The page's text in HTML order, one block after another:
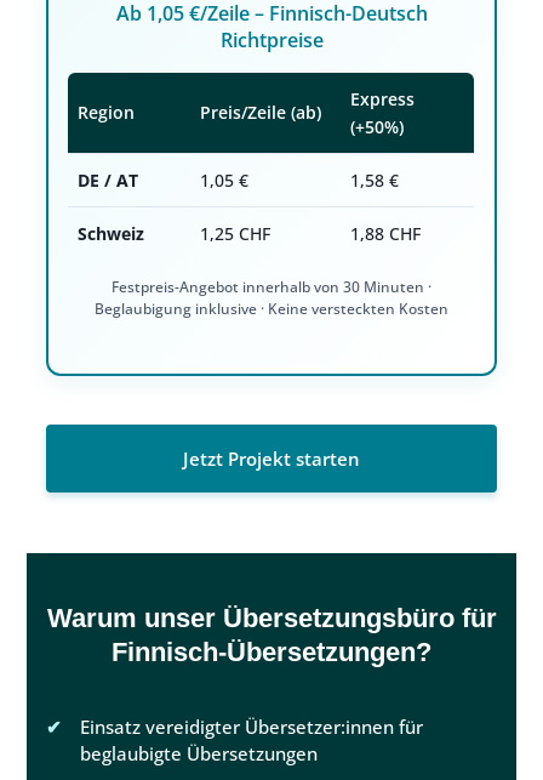
Ab 1,05 €/Zeile – Finnisch-Deutsch
Richtpreise
Region Preis/Zeile (ab)
Express
(+50%)
DE / AT 1,05 € 1,58 €
Schweiz 1,25 CHF 1,88 CHF
Festpreis-Angebot innerhalb von 30 Minuten ·
Beglaubigung inklusive · Keine versteckten Kosten
Jetzt Projekt starten
Warum unser Übersetzungsbüro für
Finnisch-Übersetzungen?
Einsatz vereidigter Übersetzer:innen für
beglaubigte Übersetzungen